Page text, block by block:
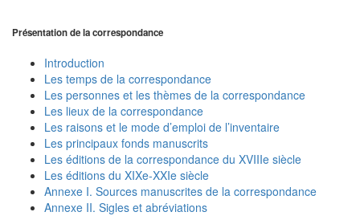
Présentation de la correspondance
Introduction
Les temps de la correspondance
Les personnes et les thèmes de la correspondance
Les lieux de la correspondance
Les raisons et le mode d’emploi de l’inventaire
Les principaux fonds manuscrits
Les éditions de la correspondance du XVIIIe siècle
Les éditions du XIXe-XXIe siècle
Annexe I. Sources manuscrites de la correspondance
Annexe II. Sigles et abréviations